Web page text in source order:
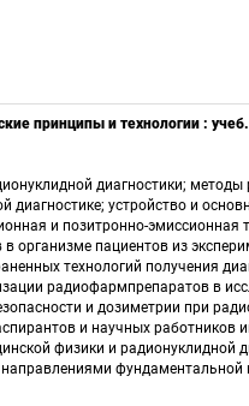
принципы и технологии :
диагностики; методы
устройство и
и позитронно-
организме пациентов из
технологий получения
радиофармпрепаратов в
и дозиметрии при
и научных работников
физики и радионуклидной
фундаментальной